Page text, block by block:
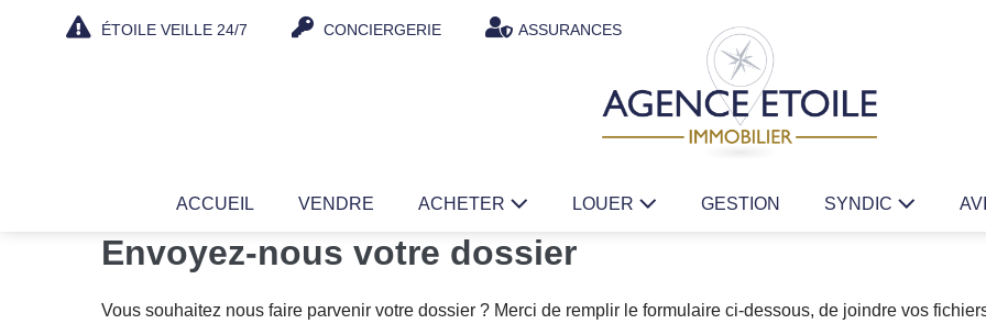
ÉTOILE VEILLE 24/7 CONCIERGERIE ASSURANCES
ACCUEIL VENDRE ACHETER LOUER GESTION SYNDIC
Envoyez-nous votre dossier
Vous souhaitez nous faire parvenir votre dossier ? Merci de remplir le formulaire ci-dessous, de joindre vos